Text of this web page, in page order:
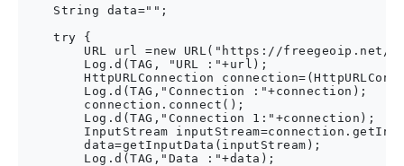
    String data="";
    try {
URL url =new URL("https://freegeoip.net/
        Log.d(TAG, "URL :"+url);
HttpURLConnection
        Log.d(TAG,"Connection :"+connection);
        connection.connect();
        Log.d(TAG,"Connection 1:"+connection);
InputStream
        data=getInputData(inputStream);
        Log.d(TAG,"Data :"+data);